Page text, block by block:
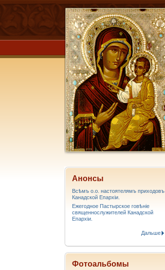
Анонсы
Всѣмъ о.о. настоятелямъ приходовъ
Канадской Епархiи.
Ежегодное Пастырское говѣніе
священнослужителей Канадской
Епархіи.
Дальше
Фотоальбомы